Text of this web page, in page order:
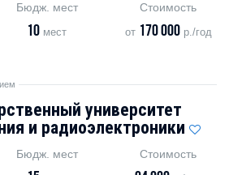
Бюдж. мест
10 мест
Стоимость
от 170 000р./год
университет
и радиоэлектроники
Бюдж. мест Стоимость